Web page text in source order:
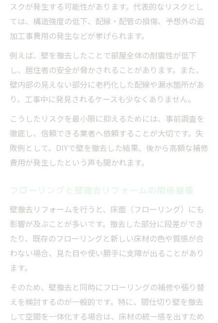
スクが発生する可能性があります。代表的なリスクとし
ては、構造強度の低下、配線・配管の損傷、予想外の追
加工事費用の発生などが挙げられます。
例えば、壁を撤去したことで部屋全体の耐震性が低下
し、居住者の安全が脅かされることがあります。また、
壁内部の見えない部分に老朽化した配線や漏水箇所があ
り、工事中に発見されるケースも少なくありません。
こうしたリスクを最小限に抑えるためには、事前調査を
徹底し、信頼できる業者へ依頼することが大切です。失
敗例として、DIYで壁を撤去した結果、後から高額な補修
費用が発生したという声も聞かれます。
フローリングと壁撤去リフォームの関係整理
壁撤去リフォームを行うと、床面（フローリング）にも
影響が及ぶことが多いです。撤去した部分に段差ができ
たり、既存のフローリングと新しい床材の色や質感が合
わない場合、見た目や使い勝手に支障が出ることがあり
ます。
そのため、壁撤去と同時にフローリングの補修や張り替
えを検討するのが一般的です。特に、間仕切り壁を撤去
して空間を一体化する場合は、床材の統一感を出すため